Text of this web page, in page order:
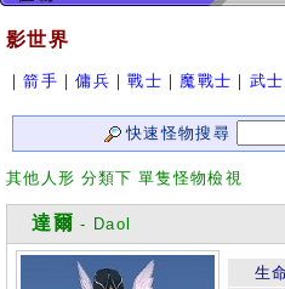
影世界
｜箭手 ｜傭兵 ｜戰士 ｜ 魔戰士 ｜ 武士
快速怪物搜尋
其他人形 分類下 單隻怪物檢視
達爾 - Daol
生